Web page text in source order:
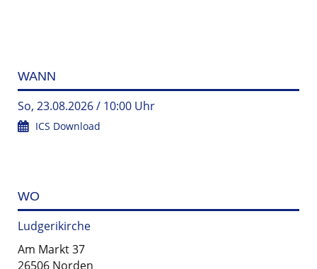
WANN
So, 23.08.2026 / 10:00 Uhr
ICS Download
WO
Ludgerikirche
Am Markt 37
26506 Norden